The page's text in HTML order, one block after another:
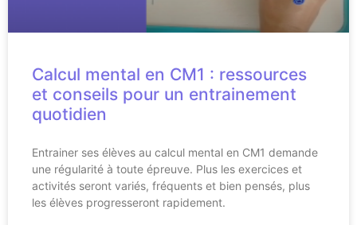
Calcul mental en CM1 : ressources
et conseils pour un entrainement
quotidien
Entrainer ses élèves au calcul mental en CM1 demande
une régularité à toute épreuve. Plus les exercices et
activités seront variés, fréquents et bien pensés, plus
les élèves progresseront rapidement.